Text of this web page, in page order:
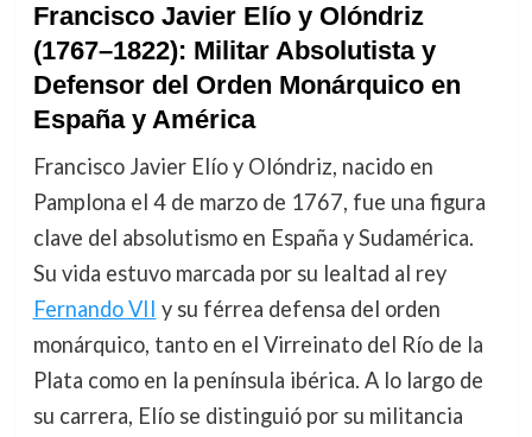
Francisco Javier Elío y Olóndriz
(1767–1822): Militar Absolutista y
Defensor del Orden Monárquico en
España y América
Francisco Javier Elío y Olóndriz, nacido en
Pamplona el 4 de marzo de 1767, fue una figura
clave del absolutismo en España y Sudamérica.
Su vida estuvo marcada por su lealtad al rey
Fernando VII y su férrea defensa del orden
monárquico, tanto en el Virreinato del Río de la
Plata como en la península ibérica. A lo largo de
su carrera, Elío se distinguió por su militancia